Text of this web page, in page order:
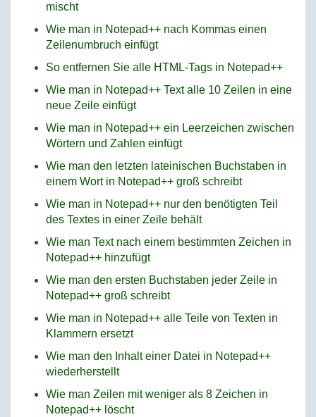
mischt
Wie man in Notepad++ nach Kommas einen
Zeilenumbruch einfügt
So entfernen Sie alle HTML-Tags in Notepad++
Wie man in Notepad++ Text alle 10 Zeilen in eine
neue Zeile einfügt
Wie man in Notepad++ ein Leerzeichen zwischen
Wörtern und Zahlen einfügt
Wie man den letzten lateinischen Buchstaben in
einem Wort in Notepad++ groß schreibt
Wie man in Notepad++ nur den benötigten Teil
des Textes in einer Zeile behält
Wie man Text nach einem bestimmten Zeichen in
Notepad++ hinzufügt
Wie man den ersten Buchstaben jeder Zeile in
Notepad++ groß schreibt
Wie man in Notepad++ alle Teile von Texten in
Klammern ersetzt
Wie man den Inhalt einer Datei in Notepad++
wiederherstellt
Wie man Zeilen mit weniger als 8 Zeichen in
Notepad++ löscht